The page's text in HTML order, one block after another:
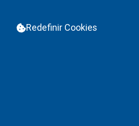
Redefinir Cookies